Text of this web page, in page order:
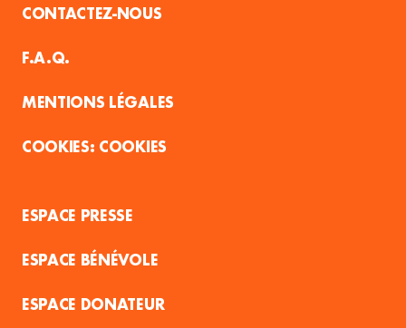
CONTACTEZ-NOUS
F.A.Q.
MENTIONS LÉGALES
COOKIES
ESPACE PRESSE
ESPACE BÉNÉVOLE
ESPACE DONATEUR